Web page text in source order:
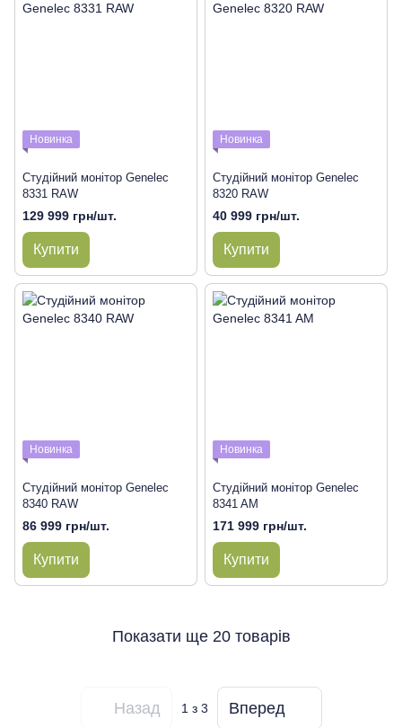
Новинка
Студійний монітор Genelec
8331 RAW
129 999 грн/шт.
Купити
Новинка
Студійний монітор Genelec
8320 RAW
40 999 грн/шт.
Купити
Новинка
Студійний монітор Genelec
8340 RAW
86 999 грн/шт.
Купити
Новинка
Студійний монітор Genelec
8341 AM
171 999 грн/шт.
Купити
Показати ще 20 товарів
Назад 1з 3 Вперед